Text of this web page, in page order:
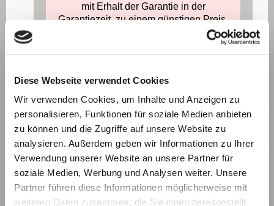
Diese Webseite verwendet Cookies
Wir verwenden Cookies, um Inhalte und Anzeigen zu
personalisieren, Funktionen für soziale Medien anbieten
zu können und die Zugriffe auf unsere Website zu
analysieren. Außerdem geben wir Informationen zu Ihrer
Verwendung unserer Website an unsere Partner für
soziale Medien, Werbung und Analysen weiter. Unsere
Partner führen diese Informationen möglicherweise mit
weiteren Daten zusammen, die Sie ihnen bereitgestellt
mit Erhalt der Garantie in der
Garantiezeit, zu einem günstigen Preis.